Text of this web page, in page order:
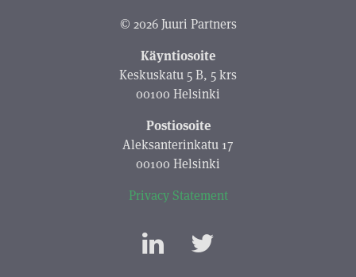
© 2026 Juuri Partners
Käyntiosoite
Keskuskatu 5 B, 5 krs
00100 Helsinki
Postiosoite
Aleksanterinkatu 17
00100 Helsinki
Privacy Statement